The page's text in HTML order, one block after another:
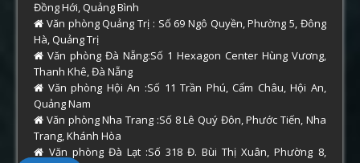
Đồng Hới, Quảng Bình
Văn phòng Quảng Trị : Số 69 Ngô Quyền, Phường 5, Đông
Hà, Quảng Trị
Văn phòng Đà Nẵng:Số 1 Hexagon Center Hùng Vương,
Thanh Khê, Đà Nẵng
Văn phòng Hội An :Số 11 Trần Phú, Cẩm Châu, Hội An,
Quảng Nam
Văn phòng Nha Trang :Số 8 Lê Quý Đôn, Phước Tiến, Nha
Trang, Khánh Hòa
Văn phòng Đà Lạt :Số 318 Đ. Bùi Thị Xuân, Phường 8,